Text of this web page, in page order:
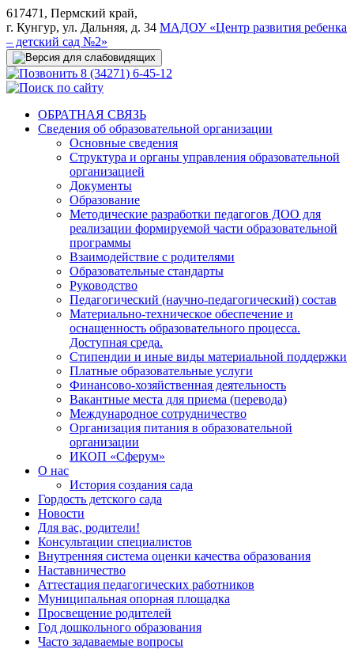
617471, Пермский край,
г. Кунгур, ул. Дальняя, д. 34 МАДОУ «Центр развития ребенка
– детский сад №2»
8 (34271) 6-45-12
ОБРАТНАЯ СВЯЗЬ
Сведения об образовательной организации
Основные сведения
Структура и органы управления образовательной
организацией
Документы
Образование
Методические разработки педагогов ДОО для
реализации формируемой части образовательной
программы
Взаимодействие с родителями
Образовательные стандарты
Руководство
Педагогический (научно-педагогический) состав
Материально-техническое обеспечение и
оснащенность образовательного процесса.
Доступная среда.
Стипендии и иные виды материальной поддержки
Платные образовательные услуги
Финансово-хозяйственная деятельность
Вакантные места для приема (перевода)
Международное сотрудничество
Организация питания в образовательной
организации
ИКОП «Сферум»
О нас
История создания сада
Гордость детского сада
Новости
Для вас, родители!
Консультации специалистов
Внутренняя система оценки качества образования
Наставничество
Аттестация педагогических работников
Муниципальная опорная площадка
Просвещение родителей
Год дошкольного образования
Часто задаваемые вопросы